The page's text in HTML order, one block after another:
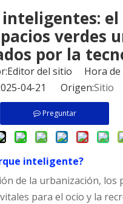
inteligentes:
verdes
​​por la
del sitio Hora de
04-21 Origen:Sitio
Preguntar
inteligente?
de la urbanización, los
para el ocio y la